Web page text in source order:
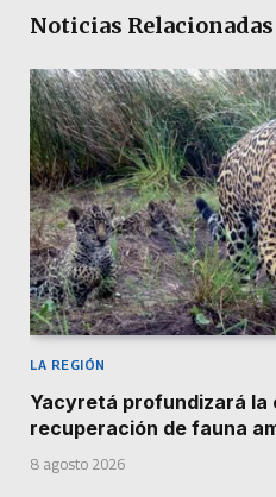
Noticias Relacionadas
LA REGIÓN
Yacyretá profundizará la
recuperación de fauna
8 agosto 2026